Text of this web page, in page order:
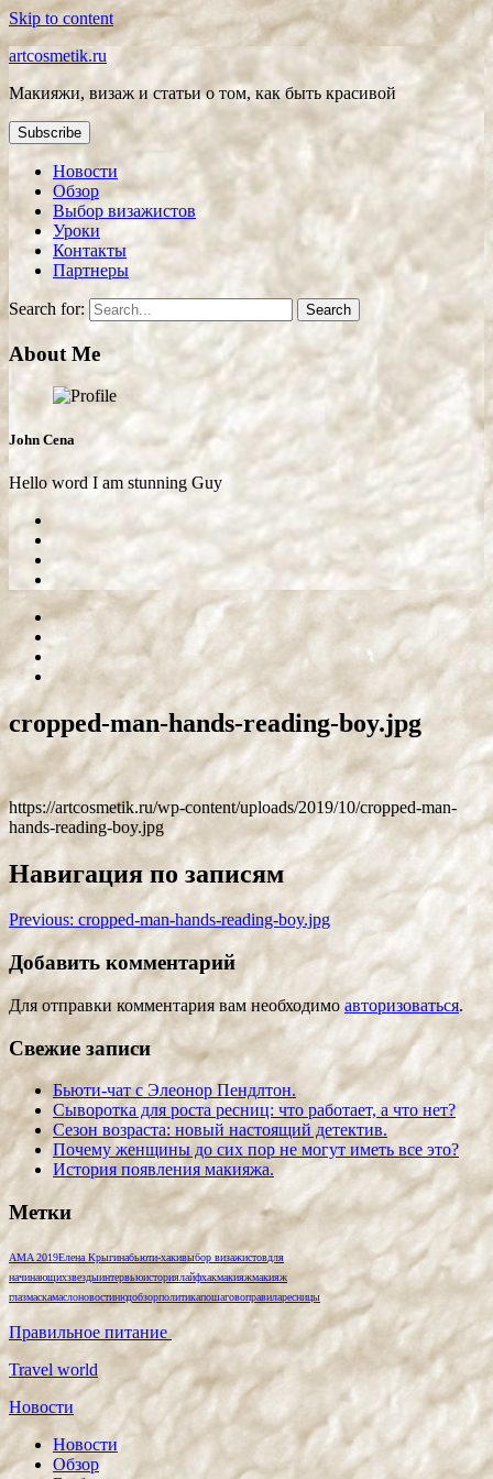
Skip to content
artcosmetik.ru
Макияжи, визаж и статьи о том, как быть красивой
Subscribe
Новости
Обзор
Выбор визажистов
Уроки
Контакты
Партнеры
Search for:
About Me
John Cena
Hello word I am stunning Guy
cropped-man-hands-reading-boy.jpg
https://artcosmetik.ru/wp-content/uploads/2019/10/cropped-man-
hands-reading-boy.jpg
Навигация по записям
Previous: cropped-man-hands-reading-boy.jpg
Добавить комментарий
Для отправки комментария вам необходимо авторизоваться.
Свежие записи
Бьюти-чат с Элеонор Пендлтон.
Сыворотка для роста ресниц: что работает, а что нет?
Сезон возраста: новый настоящий детектив.
Почему женщины до сих пор не могут иметь все это?
История появления макияжа.
Метки
AMA 2019Елена Крыгинабьюти-хакивыбор визажистовдля
начинающихзвездыинтервьюисториялайфхакмакияжмакияж
глазмаскамаслоновостинюдобзорполитикапошаговоправиларесницы
Правильное питание
Travel world
Новости
Новости
Обзор